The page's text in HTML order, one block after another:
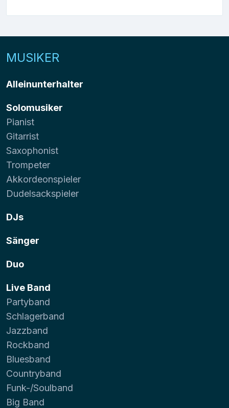
MUSIKER
Alleinunterhalter
Solomusiker
Pianist
Gitarrist
Saxophonist
Trompeter
Akkordeonspieler
Dudelsackspieler
DJs
Sänger
Duo
Live Band
Partyband
Schlagerband
Jazzband
Rockband
Bluesband
Countryband
Funk-/Soulband
Big Band